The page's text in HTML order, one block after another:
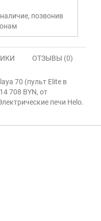
позвонив
ОТЗЫВЫ (0)
70 (пульт Elite в
708 BYN, от
печи Helo.